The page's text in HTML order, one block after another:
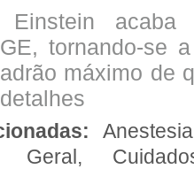
Einstein
tornando-se
máximo de
Geral,